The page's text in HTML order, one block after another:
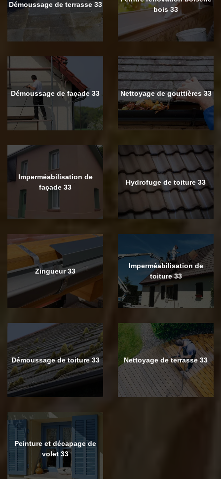
Démoussage de terrasse 33
bois 33
Démoussage de façade 33 Nettoyage de gouttières 33
Imperméabilisation de
façade 33
Hydrofuge de toiture 33
Zingueur 33
Imperméabilisation de
toiture 33
Démoussage de toiture 33 Nettoyage de terrasse 33
Peinture et décapage de
volet 33